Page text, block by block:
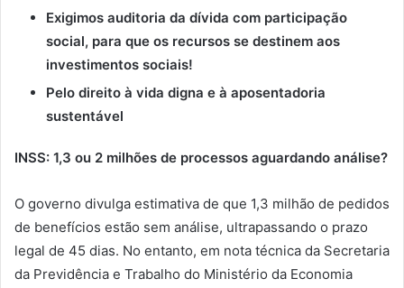
Exigimos auditoria da dívida com participação
social, para que os recursos se destinem aos
investimentos sociais!
Pelo direito à vida digna e à aposentadoria
sustentável
INSS: 1,3 ou 2 milhões de processos aguardando análise?
O governo divulga estimativa de que 1,3 milhão de pedidos
de benefícios estão sem análise, ultrapassando o prazo
legal de 45 dias. No entanto, em nota técnica da Secretaria
da Previdência e Trabalho do Ministério da Economia